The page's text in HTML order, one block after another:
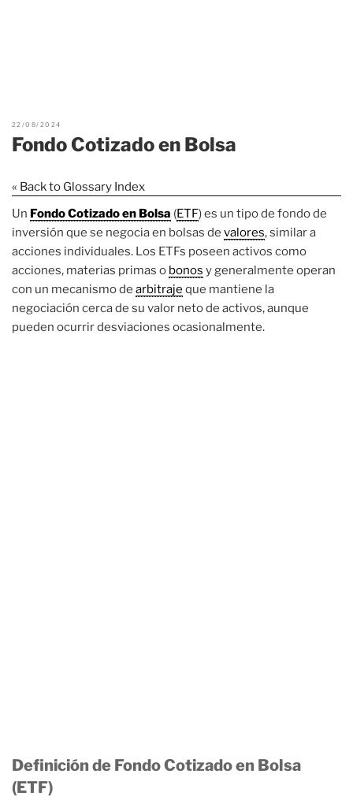
22/08/2024
Fondo Cotizado en Bolsa
« Back to Glossary Index
Un Fondo Cotizado en Bolsa (ETF) es un tipo de fondo de
inversión que se negocia en bolsas de valores, similar a
acciones individuales. Los ETFs poseen activos como
acciones, materias primas o bonos y generalmente operan
con un mecanismo de arbitraje que mantiene la
negociación cerca de su valor neto de activos, aunque
pueden ocurrir desviaciones ocasionalmente.
Definición de Fondo Cotizado en Bolsa
(ETF)